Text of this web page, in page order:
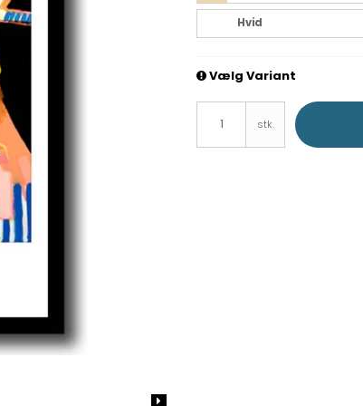
Hvid
Vælg Variant
stk.